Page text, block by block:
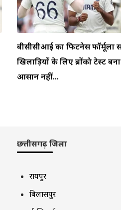
बीसीसीआई का फिटनेस फॉर्मूला
खिलाड़ियों के लिए ब्रोंको टेस्ट
आसान नहीं...
छत्तीसगढ़ जिला
रायपुर
बिलासपुर